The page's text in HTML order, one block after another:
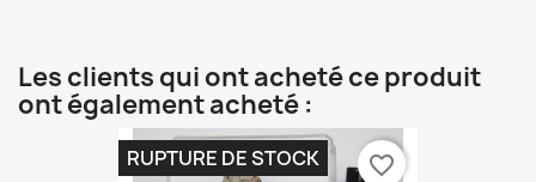
Les clients qui ont acheté ce produit
ont également acheté :
RUPTURE DE STOCK favorite_border